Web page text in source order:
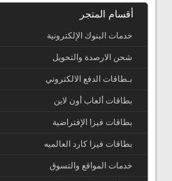
أقسام المتجر
خدمات البنوك الإلكترونية
شحن الارصدة والتحويل
بـطاقات الدفع الالكتروني
بطاقات ألعاب أون لاين
بطاقات فيزا الإفتراضية
بطاقات فيزا كارد العالميه
خدمات المواقع والتسوق